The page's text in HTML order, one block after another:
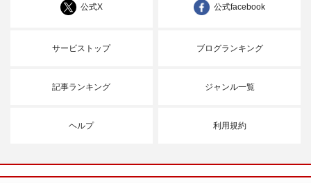
公式X 公式facebook
サービストップ ブログランキング
記事ランキング ジャンル一覧
ヘルプ 利用規約